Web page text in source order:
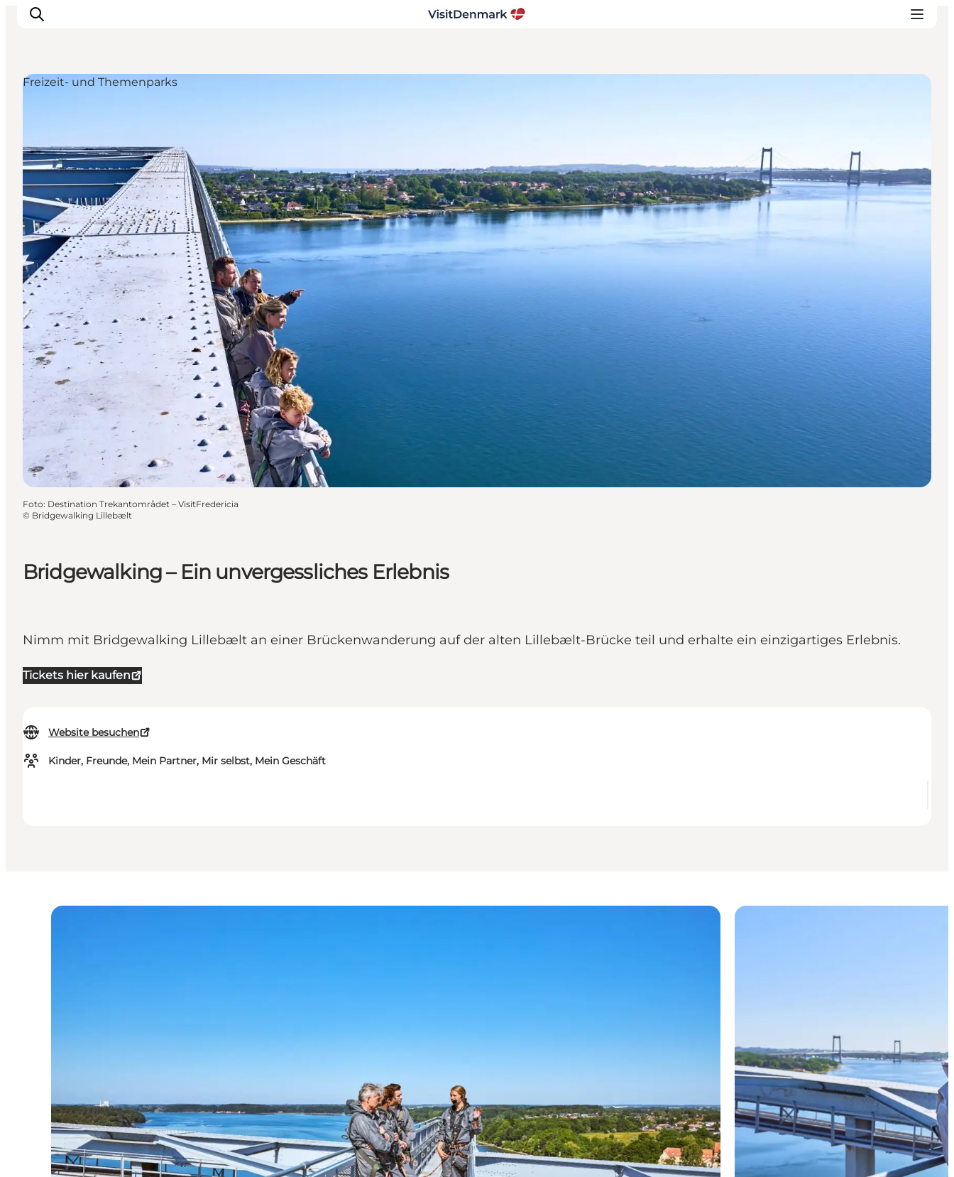
Erlebnisse
Unterkünfte
Reiseplanung
Bridgewalking – Ein unvergessliches Erlebnis
Nimm mit Bridgewalking Lillebælt an einer Brückenwanderung auf der alten Lillebælt-Brücke teil und erhalte ein einzigartiges Erlebnis.
Tickets hier kaufen
Website besuchen
Kinder, Freunde, Mein Partner, Mir selbst, Mein Geschäft
Freizeit- und Themenparks
Foto: Destination Trekantområdet – VisitFredericia
© Bridgewalking Lillebælt